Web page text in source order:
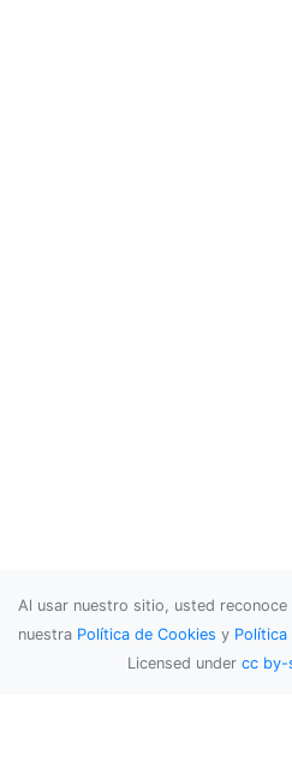
Al usar nuestro sitio, usted
nuestra Política de Cookies y Política
Licensed under cc by-